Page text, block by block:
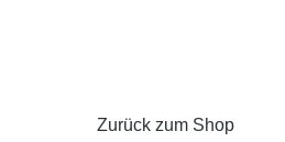
Zurück zum Shop